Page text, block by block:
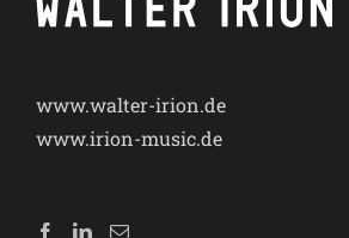
www.walter-irion.de
www.irion-music.de